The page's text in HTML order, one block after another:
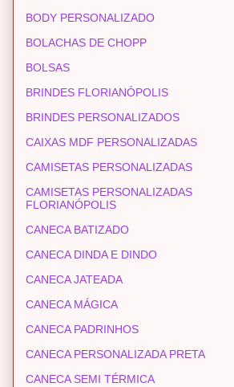
BODY PERSONALIZADO
BOLACHAS DE CHOPP
BOLSAS
BRINDES FLORIANÓPOLIS
BRINDES PERSONALIZADOS
CAIXAS MDF PERSONALIZADAS
CAMISETAS PERSONALIZADAS
CAMISETAS PERSONALIZADAS
FLORIANÓPOLIS
CANECA BATIZADO
CANECA DINDA E DINDO
CANECA JATEADA
CANECA MÁGICA
CANECA PADRINHOS
CANECA PERSONALIZADA PRETA
CANECA SEMI TÉRMICA